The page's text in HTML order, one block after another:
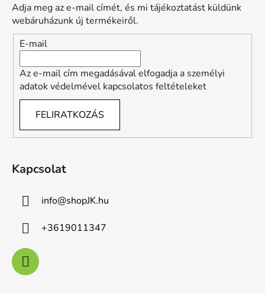
Adja meg az e-mail címét, és mi tájékoztatást küldünk
webáruházunk új termékeiről.
E-mail
Az e-mail cím megadásával elfogadja a személyi
adatok védelmével kapcsolatos feltételeket
FELIRATKOZÁS
Kapcsolat
info@shopJK.hu
+3619011347